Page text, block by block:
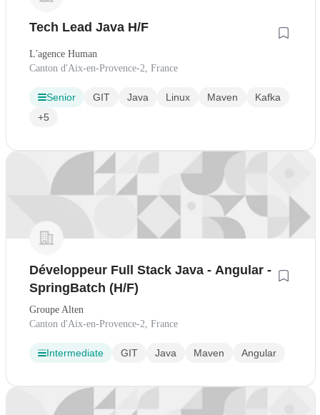
Tech Lead Java H/F
L'agence Human
Canton d'Aix-en-Provence-2, France
Senior GIT Java Linux Maven
Kafka
+5
Développeur Full Stack Java - Angular -
SpringBatch (H/F)
Groupe Alten
Canton d'Aix-en-Provence-2, France
Intermediate GIT Java Maven Angular